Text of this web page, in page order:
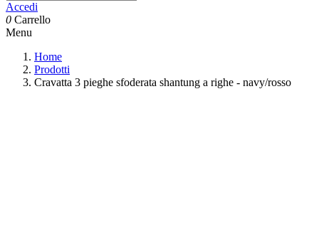
Accedi
0 Carrello
Menu
Home
Prodotti
Cravatta 3 pieghe sfoderata shantung a righe - navy/rosso